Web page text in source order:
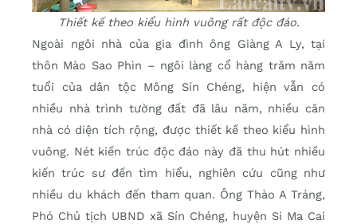
Thiết kế theo kiểu hình vuông rất độc đáo.
Ngoài ngôi nhà của gia đình ông Giàng A Ly, tại
thôn Mào Sao Phìn – ngôi làng cổ hàng trăm năm
tuổi của dân tộc Mông Sín Chéng, hiện vẫn có
nhiều nhà trình tường đất đã lâu năm, nhiều căn
nhà có diện tích rộng, được thiết kế theo kiểu hình
vuông. Nét kiến trúc độc đáo này đã thu hút nhiều
kiến trúc sư đến tìm hiểu, nghiên cứu cũng như
nhiều du khách đến tham quan. Ông Thào A Tráng,
Phó Chủ tịch UBND xã Sín Chéng, huyện Si Ma Cai